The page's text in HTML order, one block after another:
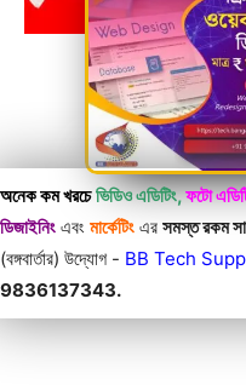
অনেক কম খরচে ভিডিও এডিটিং,ফটো
ডিজাইনিং এবং মার্কেটিং এর সমস্ত রকম
(বঙ্গবার্তার) উদ্যোগ - BB Tech
9836137343.